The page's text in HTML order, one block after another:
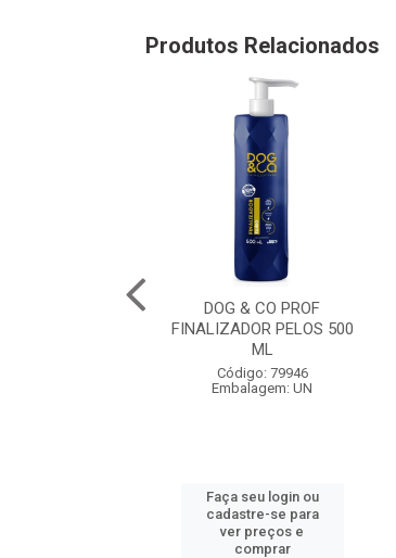
Produtos Relacionados
DOG & CO PROF
FINALIZADOR PELOS 500
ML
Código: 79946
Embalagem: UN
Faça seu login ou
cadastre-se para
ver preços e
comprar